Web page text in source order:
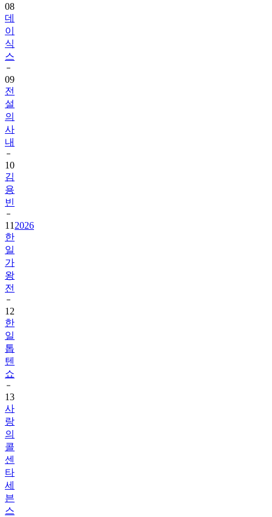
08
데
이
식
스
09
전
설
의
사
내
10
김
용
빈
11 2026
한
일
가
왕
전
12
한
일
톱
텐
쇼
13
사
랑
의
콜
센
타
세
븐
스